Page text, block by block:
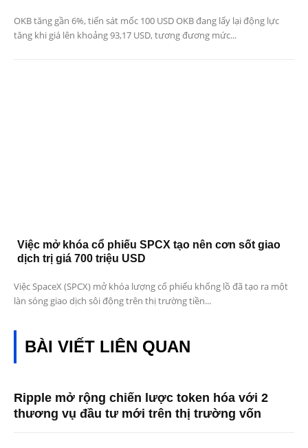
OKB tăng gần 6%, tiến sát mốc 100 USD OKB đang lấy lại động lực
tăng khi giá lên khoảng 93,17 USD, tương đương mức...
Việc mở khóa cổ phiếu SPCX tạo nên cơn sốt giao
dịch trị giá 700 triệu USD
Việc SpaceX (SPCX) mở khóa lượng cổ phiếu khổng lồ đã tạo ra một
làn sóng giao dịch sôi động trên thị trường tiền...
BÀI VIẾT LIÊN QUAN
Ripple mở rộng chiến lược token hóa với 2
thương vụ đầu tư mới trên thị trường vốn